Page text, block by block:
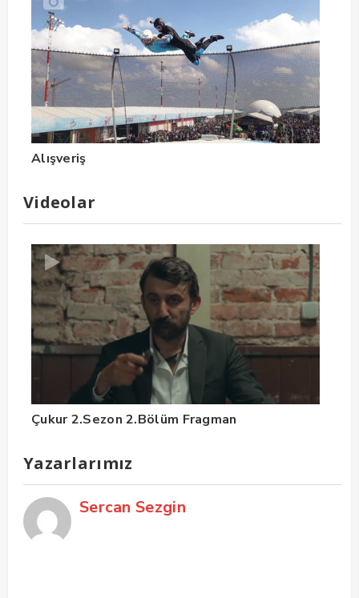
Alışveriş
Videolar
Çukur 2.Sezon 2.Bölüm Fragman
Yazarlarımız
Sercan Sezgin